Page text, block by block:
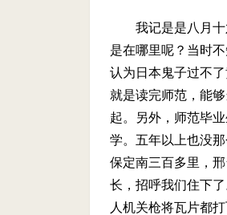
我记是是八月
是在哪里呢？当时
认为日本鬼子过不
就是读完师范，能
起。另外，师范毕
学。五年以上也没
保定南三百多里，
长，招呼我们住下
人机关枪将瓦片都